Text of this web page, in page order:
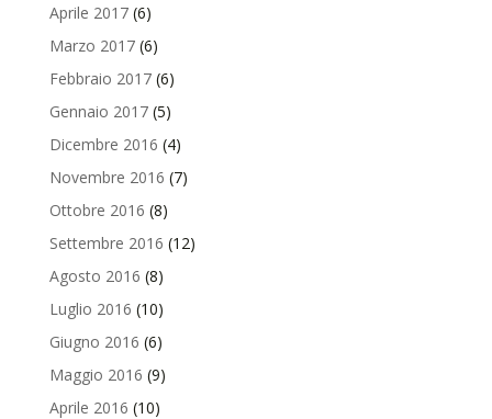
Aprile 2017(6)
Marzo 2017(6)
Febbraio 2017(6)
Gennaio 2017(5)
Dicembre 2016 (4)
Novembre 2016 (7)
Ottobre 2016 (8)
Settembre 2016 (12)
Agosto 2016 (8)
Luglio 2016 (10)
Giugno 2016 (6)
Maggio 2016 (9)
Aprile 2016 (10)